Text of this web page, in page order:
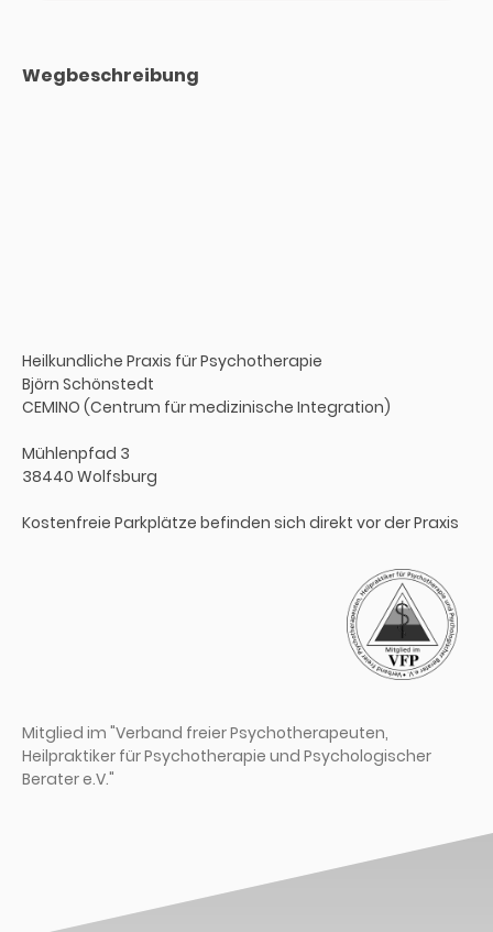
Wegbeschreibung
Heilkundliche Praxis für Psychotherapie
Björn Schönstedt
CEMINO (Centrum für medizinische Integration)
Mühlenpfad 3
38440 Wolfsburg
Kostenfreie Parkplätze befinden sich direkt vor der Praxis
Mitglied im "Verband freier Psychotherapeuten,
Heilpraktiker für Psychotherapie und Psychologischer
Berater e.V."